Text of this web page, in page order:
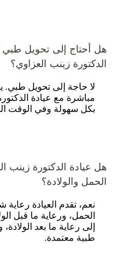
هل أحتاج إلى تحويل طبي
الدكتورة زينب العزاوي؟
لا حاجة إلى تحويل طبي.
مباشرة مع عيادة
بكل سهولة وفي الوقت
هل عيادة الدكتورة زينب
الحمل والولادة؟
نعم، تقدم العيادة رعاية
الحمل، ورعاية ما قبل
إلى رعاية ما بعد
طبية معتمدة.